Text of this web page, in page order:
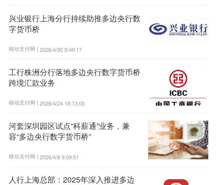
兴业银行上海分行持续助推多边央行数
字货币桥
移动支付网 | 2026/4/30 8:49:17
工行株洲分行落地多边央行数字货币桥
跨境汇款业务
移动支付网 | 2026/4/24 18:13:00
河套深圳园区试点“科薪通”业务，兼
容“多边央行数字货币桥”
移动支付网 | 2026/4/8 9:09:51
人行上海总部：2025年深入推进多边